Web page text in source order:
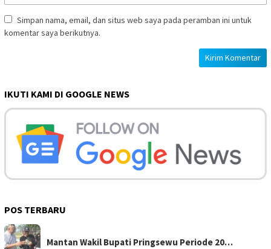
Simpan nama, email, dan situs web saya pada peramban ini untuk
komentar saya berikutnya.
IKUTI KAMI DI GOOGLE NEWS
POS TERBARU
Mantan Wakil Bupati Pringsewu Periode 20…